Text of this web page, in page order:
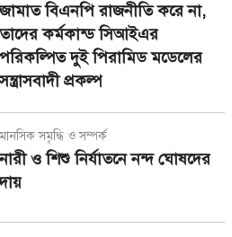
জামাত বিএনপি রাজনীতি করে না,
তাদের কর্মকান্ড সিআইএর
পরিকল্পিত দুই পিরামিড মডেলের
সন্ত্রাসবাদী প্রকল্প
মানসিক সমৃদ্ধি ও সম্পর্ক
নারী ও শিশু নির্যাতনে নন্দ ঘোষদের
দায়